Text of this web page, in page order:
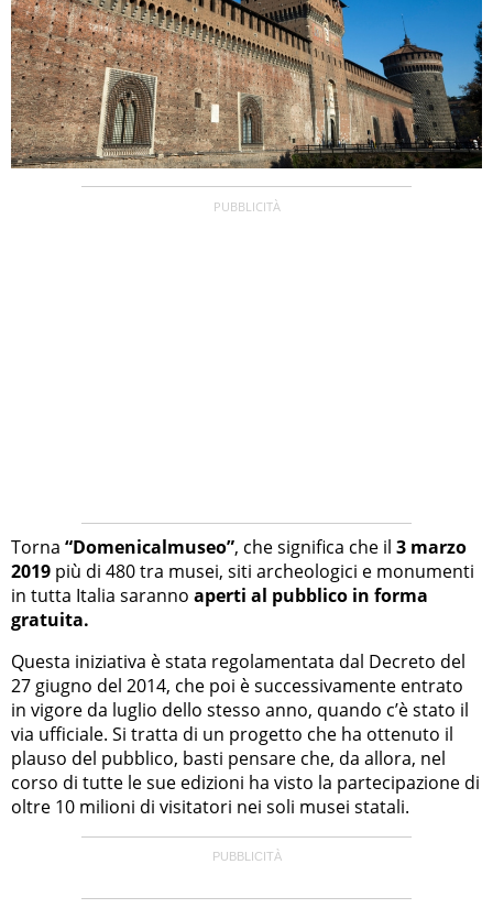
Torna “Domenicalmuseo”, che significa che il 3 marzo
2019 più di 480 tra musei, siti archeologici e monumenti
in tutta Italia saranno aperti al pubblico in forma
gratuita.
Questa iniziativa è stata regolamentata dal Decreto del
27 giugno del 2014, che poi è successivamente entrato
in vigore da luglio dello stesso anno, quando c’è stato il
via ufficiale. Si tratta di un progetto che ha ottenuto il
plauso del pubblico, basti pensare che, da allora, nel
corso di tutte le sue edizioni ha visto la partecipazione di
oltre 10 milioni di visitatori nei soli musei statali.